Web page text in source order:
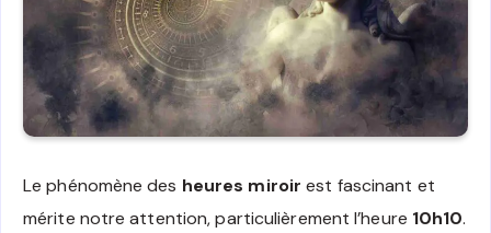
Le phénomène des heures miroir est fascinant et
mérite notre attention, particulièrement l’heure 10h10.